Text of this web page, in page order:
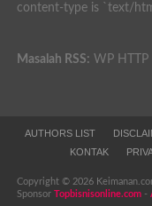
content-type is `text/
Masalah RSS: WP HTTP
AUTHORS LIST
KONTAK
Copyright © 2026
Sponsor Topbisnisonline.com-